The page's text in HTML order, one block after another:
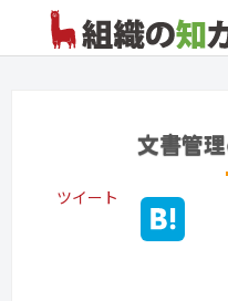
記事
文書管
ツイート